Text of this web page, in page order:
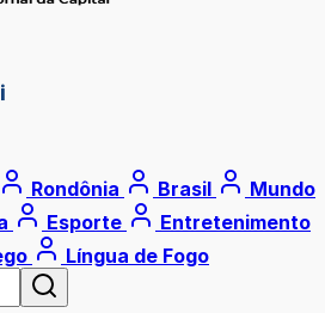
Rondônia Brasil
Mundo
Esporte
Entretenimento
Língua de Fogo